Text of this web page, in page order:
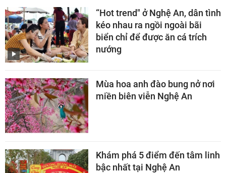
“Hot trend" ở Nghệ An, dân tình
kéo nhau ra ngồi ngoài bãi
biển chỉ để được ăn cá trích
nướng
Mùa hoa anh đào bung nở nơi
miền biên viễn Nghệ An
Khám phá 5 điểm đến tâm linh
bậc nhất tại Nghệ An